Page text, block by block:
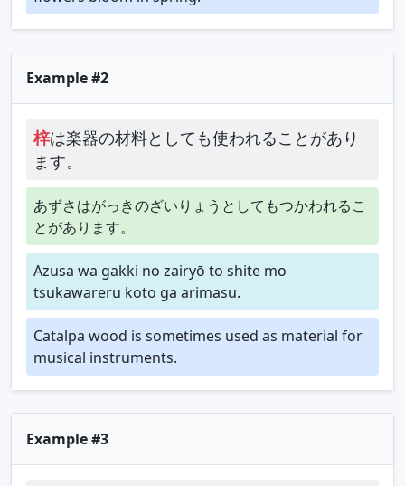
Example #2
梓は楽器の材料としても使われることがあり
ます。
あずさはがっきのざいりょうとしてもつかわれるこ
とがあります。
Azusa wa gakki no zairyō to shite mo
tsukawareru koto ga arimasu.
Catalpa wood is sometimes used as material for
musical instruments.
Example #3